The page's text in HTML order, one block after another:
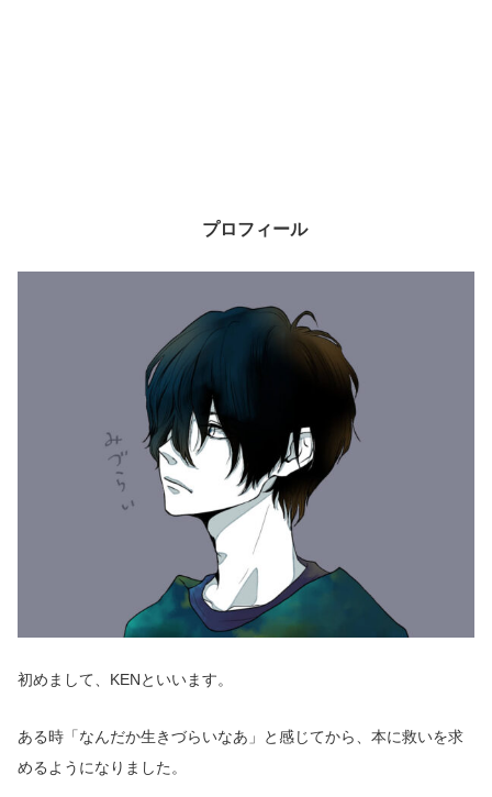
プロフィール
初めまして、KENといいます。
ある時「なんだか生きづらいなあ」と感じてから、本に救いを求
めるようになりました。